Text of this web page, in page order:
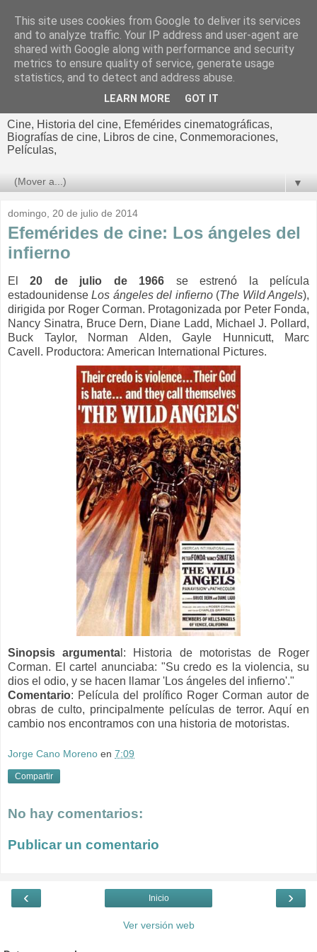
El cultural
cinematográfico de Jorge
Cine, Historia del cine, Efemérides cinematográficas,
Biografías de cine, Libros de cine, Conmemoraciones,
Películas,
▼
domingo, 20 de julio de 2014
Efemérides de cine: Los ángeles del
infierno
El20 de julio de 1966 se estrenó la película
estadounidenseLos ángeles del infierno(The Wild Angels),
dirigida por Roger Corman. Protagonizada por Peter Fonda,
Nancy Sinatra, Bruce Dern, Diane Ladd, Michael J. Pollard,
Buck Taylor, Norman Alden, Gayle Hunnicutt, Marc
Cavell. Productora: American International Pictures.
Sinopsis argumenta l: Historia de motoristas de Roger
Corman. El cartel anunciaba: "Su credo es la violencia, su
dios el odio, y se hacen llamar 'Los ángeles del infierno'."
Comentario: Película del prolífico Roger Corman autor de
obras de culto, principalmente películas de terror. Aquí en
cambio nos encontramos con una historia de motoristas.
Jorge Cano Moreno en 7:09
Compartir
No hay comentarios:
Publicar un comentario
‹ ›
Inicio
Ver versión web
This site uses cookies from Google to deliver its services
and to analyze traffic. Your IP address and user-agent are
shared with Google along with performance and security
metrics to ensure quality of service, generate usage
statistics, and to detect and address abuse.
LEARN MORE GOT IT